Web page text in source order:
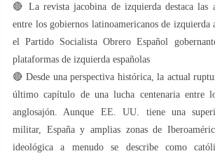
🔴 La revista jacobina de izquierda destaca las
entre los gobiernos latinoamericanos de izquierda
el Partido Socialista Obrero Español
plataformas de izquierda españolas
🔴 Desde una perspectiva histórica, la actual
último capítulo de una lucha centenaria entre
anglosajón. Aunque EE. UU. tiene una
militar, España y amplias zonas de
ideológica a menudo se describe como